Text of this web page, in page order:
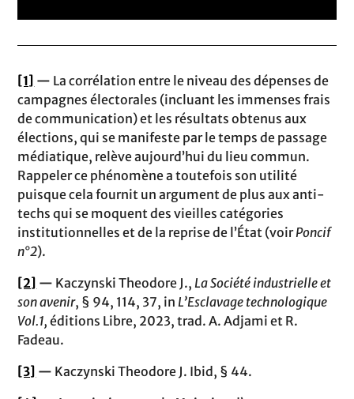
[1] — La corrélation entre le niveau des dépenses de
campagnes électorales (incluant les immenses frais
de communication) et les résultats obtenus aux
élections, qui se manifeste par le temps de passage
médiatique, relève aujourd’hui du lieu commun.
Rappeler ce phénomène a toutefois son utilité
puisque cela fournit un argument de plus aux anti-
techs qui se moquent des vieilles catégories
institutionnelles et de la reprise de l’État (voirPoncif
n°2).
[2] — Kaczynski Theodore J.,La Société industrielle et
son avenir, § 94, 114, 37, inL’Esclavage technologique
Vol.1,éditions Libre, 2023, trad. A. Adjami et R.
Fadeau.
[3] — Kaczynski Theodore J. Ibid, § 44.